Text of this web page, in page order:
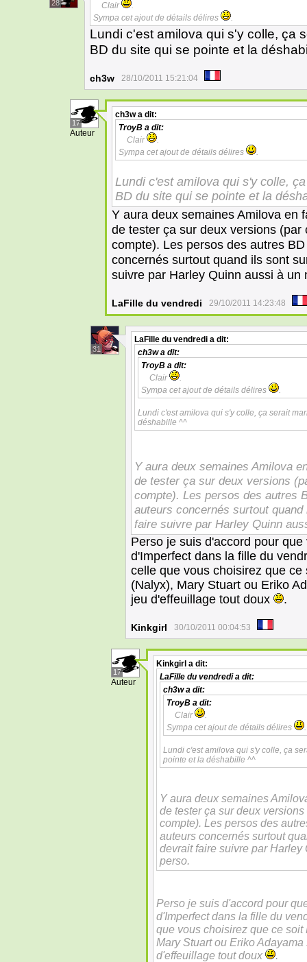
28
Clair
.
Sympa cet ajout de détails délires
.
Lundi c'est amilova qui s'y colle, ça
BD du site qui se pointe et la
ch3w 28/10/2011 15:21:04
17
Auteur
ch3wa dit:
TroyB a dit:
Clair
.
Sympa cet ajout de détails délires
.
Lundi c'est amilova qui s'y colle,
BD du site qui se pointe et la
Y aura deux semaines Amilova en
de tester ça sur deux versions
compte). Les persos des autres
concernés surtout quand ils sont
suivre par Harley Quinn aussi à
LaFille du vendredi 29/10/2011 14:23:48
31
LaFille du vendredi a dit:
ch3wa dit:
TroyB a dit:
Clair
.
Sympa cet ajout de détails délires
.
Lundi c'est amilova qui s'y colle, ça serait
déshabille ^^
Y aura deux semaines Amilova
de tester ça sur deux versions
compte). Les persos des autres
auteurs concernés surtout
faire suivre par Harley Quinn
Perso je suis d'accord pour
d'Imperfect dans la fille du
celle que vous choisirez que
(Nalyx), Mary Stuart ou Eriko
jeu d'effeuillage tout doux
.
Kinkgirl 30/10/2011 00:04:53
17
Auteur
Kinkgirl a dit:
LaFille du vendredia dit:
ch3wa dit:
TroyB a dit:
Clair
.
Sympa cet ajout de détails délires
.
Lundi c'est amilova qui s'y colle, ça
pointe et la déshabille ^^
Y aura deux semaines
de tester ça sur deux
compte). Les persos des
auteurs concernés surtout
devrait faire suivre par Harley
perso.
Perso je suis d'accord pour
d'Imperfect dans la fille du
que vous choisirez que ce
Mary Stuart ou Eriko
d'effeuillage tout doux
.